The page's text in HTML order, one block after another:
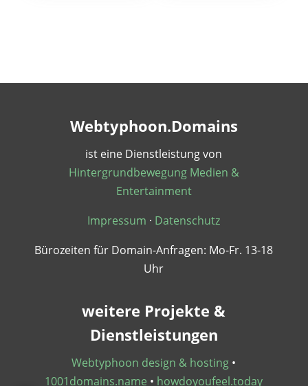
Webtyphoon.Domains
ist eine Dienstleistung von
Hintergrundbewegung Medien &
Entertainment
Impressum · Datenschutz
Bürozeiten für Domain-Anfragen: Mo-Fr. 13-18
Uhr
weitere Projekte &
Dienstleistungen
Webtyphoon design & hosting •
1001domains.name • howdoyoufeel.today